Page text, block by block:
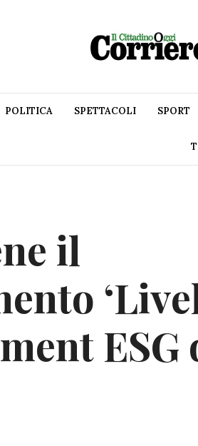
POLITICA SPETTACOLI SPORT
il
ESG